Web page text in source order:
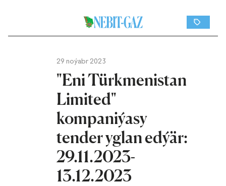
29 noýabr 2023
"Eni Türkmenistan
Limited"
kompaniýasy
tender yglan edýär:
29.11.2023-
13.12.2023